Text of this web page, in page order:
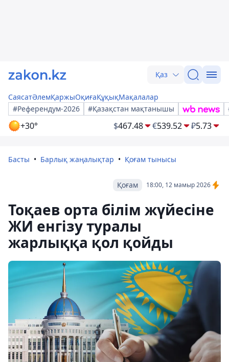
Қаз
СаясатӘлемҚаржыОқиғаҚұқықМақалалар
#Референдум-2026
#Қазақстан мақтанышы
+30° $467.48 €539.52 ₽5.73
Басты Барлық жаңалықтар Қоғам тынысы
18:00, 12 мамыр 2026
Қоғам
Тоқаев орта білім жүйесіне
ЖИ енгізу туралы
жарлыққа қол қойды